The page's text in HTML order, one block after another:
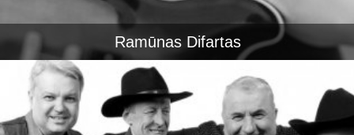
Ramūnas Difartas